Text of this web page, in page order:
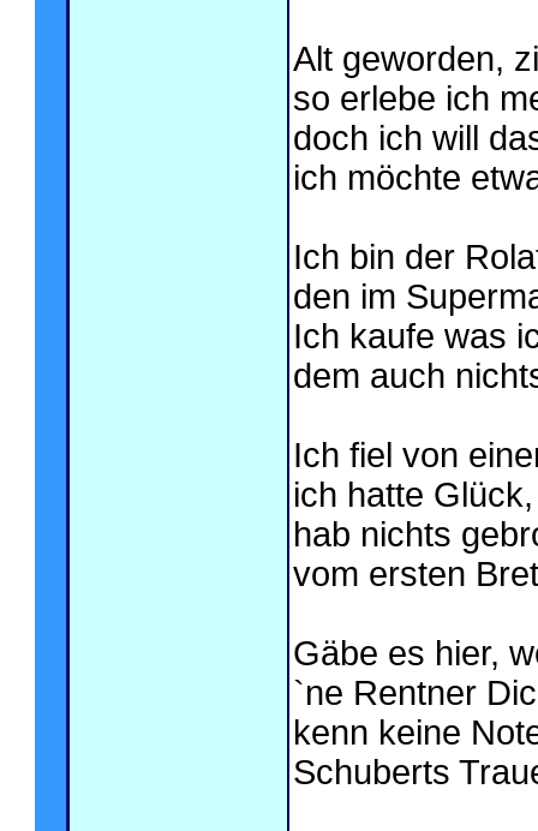
Alt geworden,
so erlebe ich
doch ich will
ich möchte
Ich bin der
den im
Ich kaufe was
dem auch
Ich fiel von
ich hatte
hab nichts
vom ersten
Gäbe es hier,
`ne Rentner
kenn keine
Schuberts